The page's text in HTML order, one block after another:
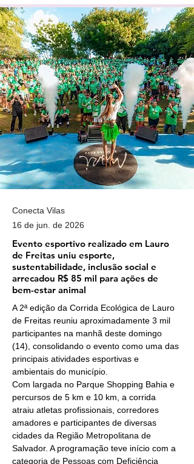
Conecta Vilas
16 de jun. de 2026
Evento esportivo realizado em Lauro
de Freitas uniu esporte,
sustentabilidade, inclusão social e
arrecadou R$ 85 mil para ações de
bem-estar animal
A 2ª edição da Corrida Ecológica de Lauro
de Freitas reuniu aproximadamente 3 mil
participantes na manhã deste domingo
(14), consolidando o evento como uma das
principais atividades esportivas e
ambientais do município.
Com largada no Parque Shopping Bahia e
percursos de 5 km e 10 km, a corrida
atraiu atletas profissionais, corredores
amadores e participantes de diversas
cidades da Região Metropolitana de
Salvador. A programação teve início com a
categoria de Pessoas com Deficiência